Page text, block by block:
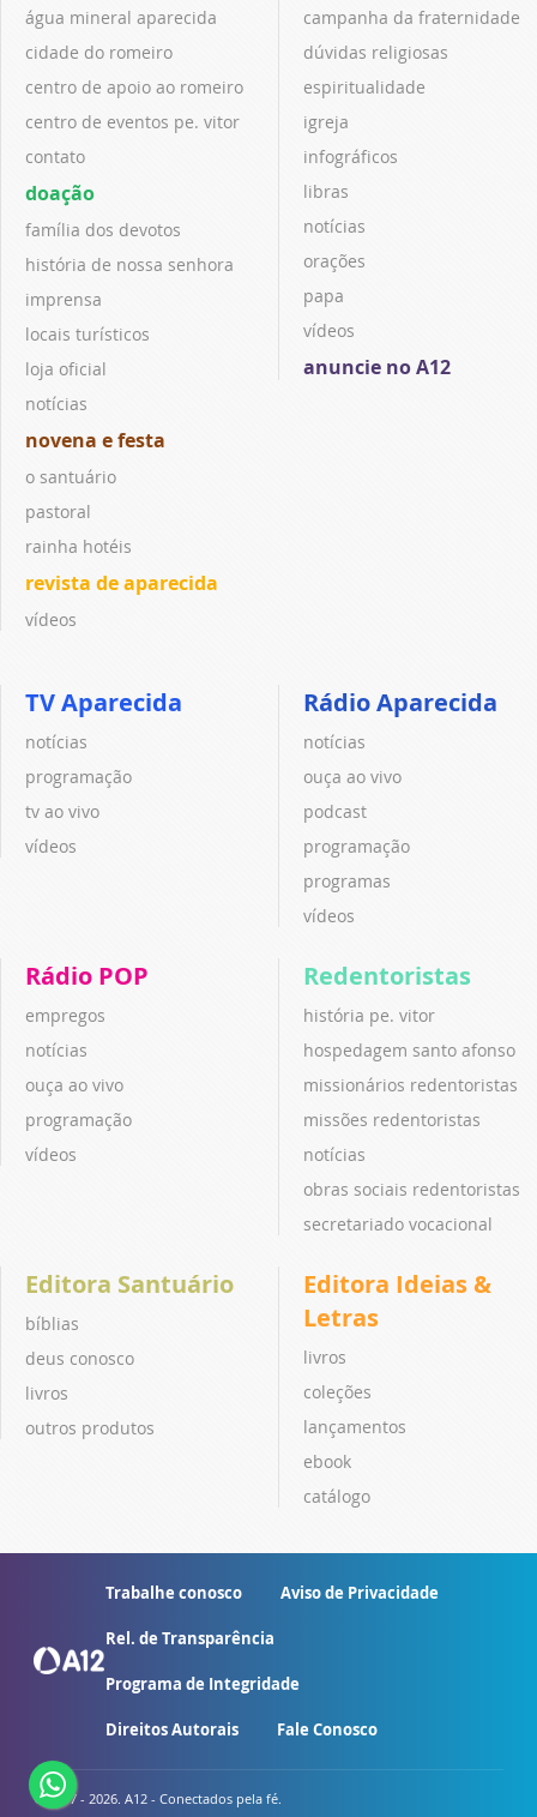
água mineral aparecida
cidade do romeiro
centro de apoio ao romeiro
centro de eventos pe. vitor
contato
doação
família dos devotos
história de nossa senhora
imprensa
locais turísticos
loja oficial
notícias
novena e festa
o santuário
pastoral
rainha hotéis
revista de aparecida
vídeos
campanha da fraternidade
dúvidas religiosas
espiritualidade
igreja
infográficos
libras
notícias
orações
papa
vídeos
anuncie no A12
TV Aparecida
notícias
programação
tv ao vivo
vídeos
Rádio Aparecida
notícias
ouça ao vivo
podcast
programação
programas
vídeos
Rádio POP
empregos
notícias
ouça ao vivo
programação
vídeos
Redentoristas
história pe. vitor
hospedagem santo afonso
missionários redentoristas
missões redentoristas
notícias
obras sociais redentoristas
secretariado vocacional
Editora Santuário
bíblias
deus conosco
livros
outros produtos
Editora Ideias &
Letras
livros
coleções
lançamentos
ebook
catálogo
Trabalhe conosco Aviso de Privacidade
Rel. de Transparência
Programa de Integridade
Direitos Autorais Fale Conosco
© 2007 - 2026. A12 - Conectados pela fé.